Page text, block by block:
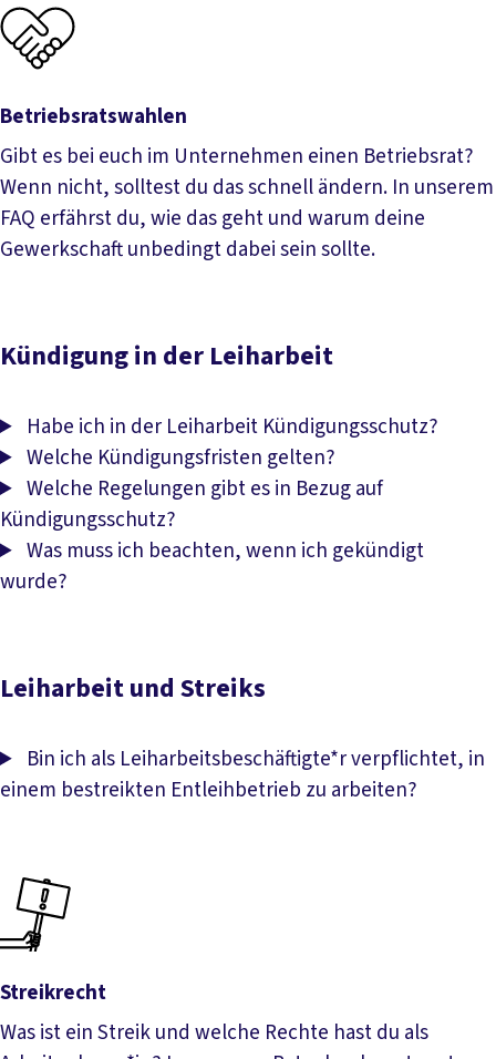
Betriebsratswahlen
Gibt es bei euch im Unternehmen einen Betriebsrat?
Wenn nicht, solltest du das schnell ändern. In unserem
FAQ erfährst du, wie das geht und warum deine
Gewerkschaft unbedingt dabei sein sollte.
Kündigung in der Leiharbeit
Habe ich in der Leiharbeit Kündigungsschutz?
Welche Kündigungsfristen gelten?
Welche Regelungen gibt es in Bezug auf
Kündigungsschutz?
Was muss ich beachten, wenn ich gekündigt
wurde?
Leiharbeit und Streiks
Bin ich als Leiharbeitsbeschäftigte*r verpflichtet, in
einem bestreikten Entleihbetrieb zu arbeiten?
Streikrecht
Was ist ein Streik und welche Rechte hast du als